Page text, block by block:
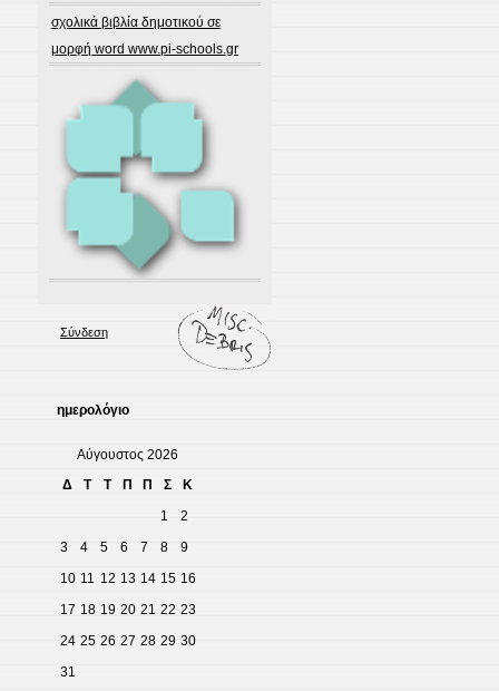
σχολικά βιβλία δημοτικού σε
μορφή word www.pi-schools.gr
Σύνδεση
ημερολόγιο
Αύγουστος 2026
Δ
Τ Τ Π Π Σ
Κ
1
2
3
4 5 6 7 8
9
10 11 12 13 14 15 16
17 18 19 20 21 22 23
24 25 26 27 28 29 30
31